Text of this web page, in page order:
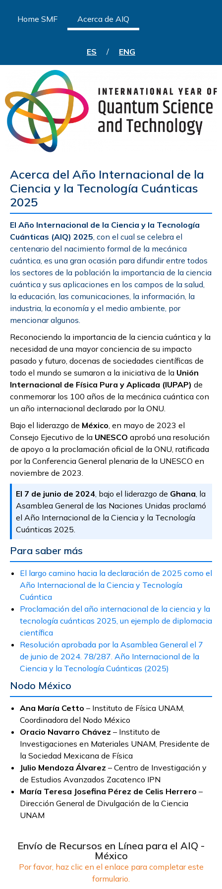
Home SMF Acerca de AIQ
ES / ENG
Acerca del Año Internacional de la
Ciencia y la Tecnología Cuánticas
2025
El Año Internacional de la Ciencia y la Tecnología
Cuánticas (AIQ) 2025 , con el cual se celebra el
centenario del nacimiento formal de la mecánica
cuántica, es una gran ocasión para difundir entre todos
los sectores de la población la importancia de la ciencia
cuántica y sus aplicaciones en los campos de la salud,
la educación, las comunicaciones, la información, la
industria, la economía y el medio ambiente, por
mencionar algunos.
Reconociendo la importancia de la ciencia cuántica y la
necesidad de una mayor conciencia de su impacto
pasado y futuro, docenas de sociedades científicas de
todo el mundo se sumaron a la iniciativa de la Unión
Internacional de Física Pura y Aplicada (IUPAP) de
conmemorar los 100 años de la mecánica cuántica con
un año internacional declarado por la ONU.
Bajo el liderazgo de México , en mayo de 2023 el
Consejo Ejecutivo de la UNESCO aprobó una resolución
de apoyo a la proclamación oficial de la ONU, ratificada
por la Conferencia General plenaria de la UNESCO en
noviembre de 2023.
El 7 de junio de 2024 , bajo el liderazgo de Ghana , la
Asamblea General de las Naciones Unidas proclamó
el Año Internacional de la Ciencia y la Tecnología
Cuánticas 2025.
Para saber más
El largo camino hacia la declaración de 2025 como el
Año Internacional de la Ciencia y Tecnología
Cuántica
Proclamación del año internacional de la ciencia y la
tecnología cuánticas 2025, un ejemplo de diplomacia
científica
Resolución aprobada por la Asamblea General el 7
de junio de 2024. 78/287. Año Internacional de la
Ciencia y la Tecnología Cuánticas (2025)
Nodo México
Ana María Cetto – Instituto de Física UNAM,
Coordinadora del Nodo México
Oracio Navarro Chávez – Instituto de
Investigaciones en Materiales UNAM, Presidente de
la Sociedad Mexicana de Física
Julio Mendoza Álvarez – Centro de Investigación y
de Estudios Avanzados Zacatenco IPN
María Teresa Josefina Pérez de Celis Herrero –
Dirección General de Divulgación de la Ciencia
UNAM
Envío de Recursos en Línea para el AIQ -
México
Por favor, haz clic en el enlace para completar este
formulario.